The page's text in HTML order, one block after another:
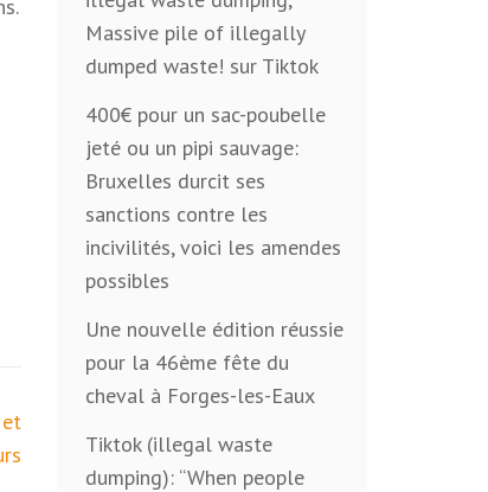
Massive pile of illegally
dumped waste! sur Tiktok
400€ pour un sac-poubelle
jeté ou un pipi sauvage:
Bruxelles durcit ses
sanctions contre les
incivilités, voici les amendes
possibles
Une nouvelle édition réussie
pour la 46ème fête du
cheval à Forges-les-Eaux
Tiktok (illegal waste
dumping): “When people